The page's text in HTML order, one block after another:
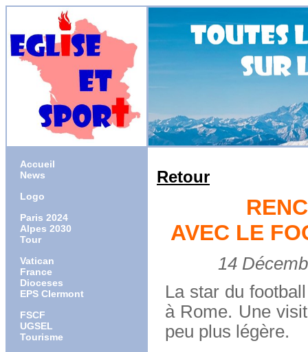
Accueil
News
Logo
Paris 2024
Alpes 2030
Tour
Vatican
France
Dioceses
EPS Clermont
FSCF
UGSEL
Tourisme
Retour
AVEC LE
14
La star du
à Rome. Une
peu plus légère.